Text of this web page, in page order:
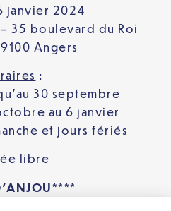
janvier 2024
35 boulevard du Roi
Angers
:
30 septembre
au 6 janvier
et jours fériés
libre